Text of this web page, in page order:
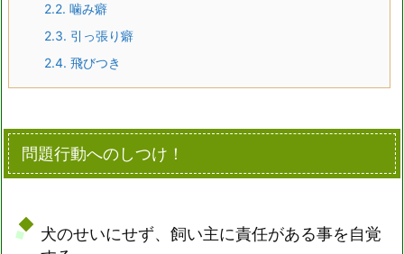
2.2. 噛み癖
2.3. 引っ張り癖
2.4. 飛びつき
問題行動へのしつけ！
犬のせいにせず、飼い主に責任がある事を自覚